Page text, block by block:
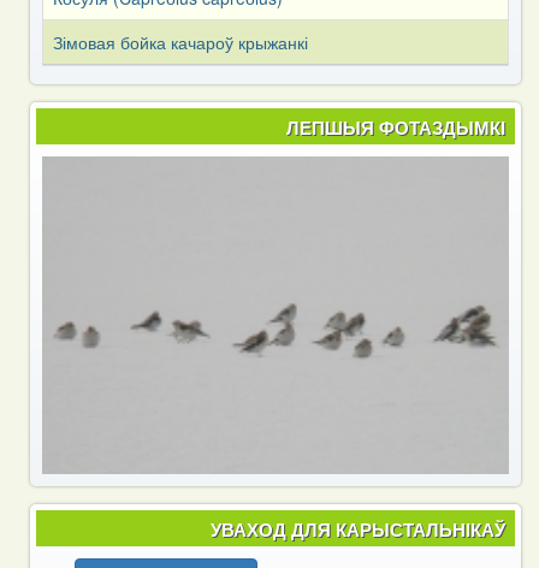
Зімовая бойка качароў крыжанкі
ЛЕПШЫЯ ФОТАЗДЫМКІ
УВАХОД ДЛЯ КАРЫСТАЛЬНІКАЎ